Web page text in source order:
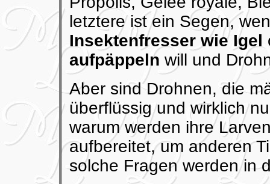
letztere ist ein Segen,
Insektenfresser wie Igel
aufpäppeln will und
Aber sind Drohnen, die
überflüssig und wirklich
warum werden ihre
aufbereitet, um anderen
solche Fragen werden in